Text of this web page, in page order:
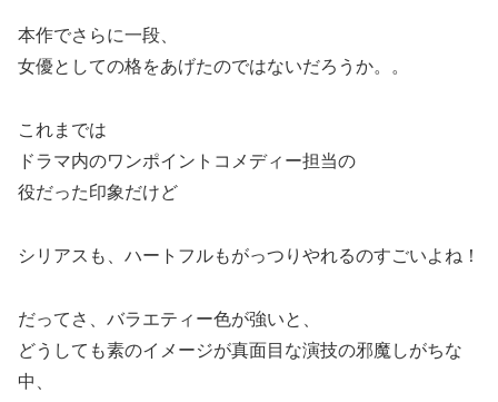
本作でさらに一段、
女優としての格をあげたのではないだろうか。。
これまでは
ドラマ内のワンポイントコメディー担当の
役だった印象だけど
シリアスも、ハートフルもがっつりやれるのすごいよね！
だってさ、バラエティー色が強いと、
どうしても素のイメージが真面目な演技の邪魔しがちな
中、